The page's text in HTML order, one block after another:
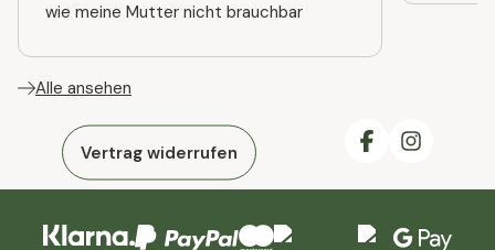
wie meine Mutter nicht brauchbar
Alle ansehen
Vertrag widerrufen